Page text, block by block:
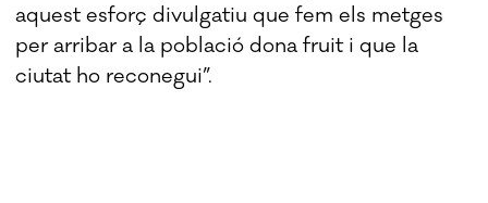
aquest esforç divulgatiu que fem els metges
per arribar a la població dona fruit i que la
ciutat ho reconegui”.